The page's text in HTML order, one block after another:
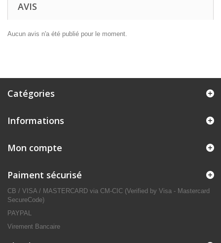
AVIS
Aucun avis n'a été publié pour le moment.
Catégories
Informations
Mon compte
Paiment sécurisé
CB / VISA / MASTERCARD via CM-CIC (Verified by Visa - Mastercard
SecureCode)
PAYPAL
Virement Bancaire